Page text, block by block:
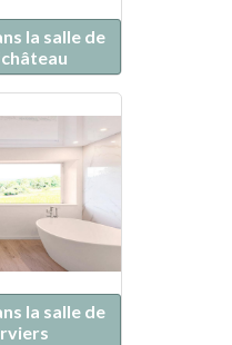
la salle de
la salle de